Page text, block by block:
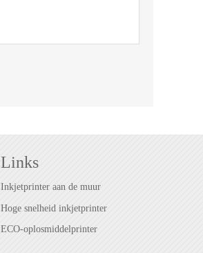
Links
Inkjetprinter aan de muur
Hoge snelheid inkjetprinter
ECO-oplosmiddelprinter